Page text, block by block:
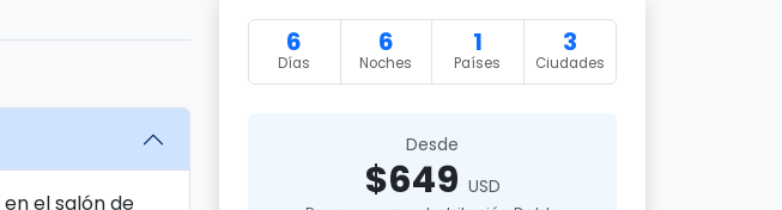
el salón de
6
Días
6
Noches
1
Países
3
Ciudades
Desde
$649 USD